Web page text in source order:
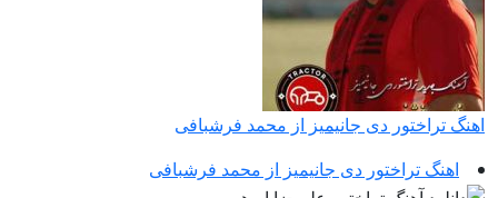
اهنگ تراختور دی جانیمیز از محمد فرشبافی
اهنگ تراختور دی جانیمیز از محمد فرشبافی